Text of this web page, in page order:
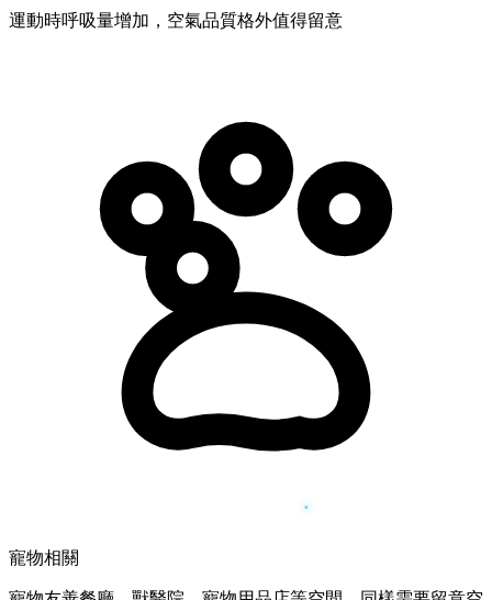
運動時呼吸量增加，空氣品質格外值得留意
寵物相關